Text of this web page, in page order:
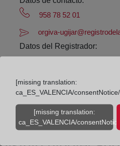
958 78 52 01
orgiva-
Datos del Registrador:
dpo@corpme.es
Otros municipios
[missing translation:
ca_ES_VALENCIA/
[missing translation:
ca_ES_VALENCIA/